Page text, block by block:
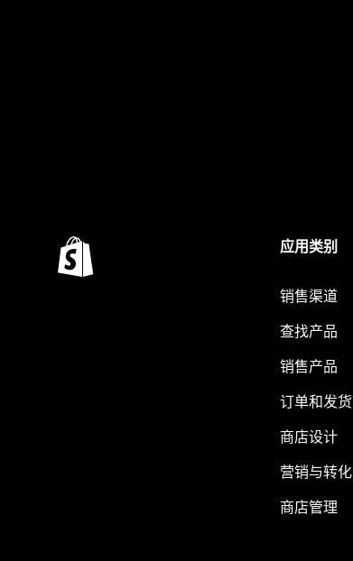
应用类别
销售渠道
查找产品
销售产品
订单和发货
商店设计
营销与转化
商店管理